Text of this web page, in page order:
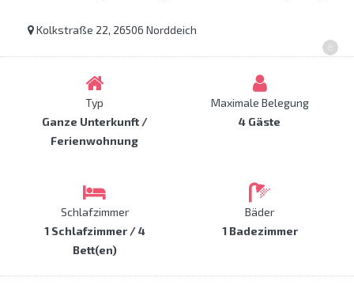
Kolkstraße 22, 26506 Norddeich
Typ
Ganze Unterkunft /
Ferienwohnung
Maximale Belegung
4 Gäste
Schlafzimmer
1 Schlafzimmer / 4
Bett(en)
Bäder
1 Badezimmer